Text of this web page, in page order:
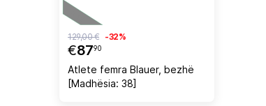
€8790
129,00 € -32%
Atlete femra Blauer, bezhë
[Madhësia: 38]